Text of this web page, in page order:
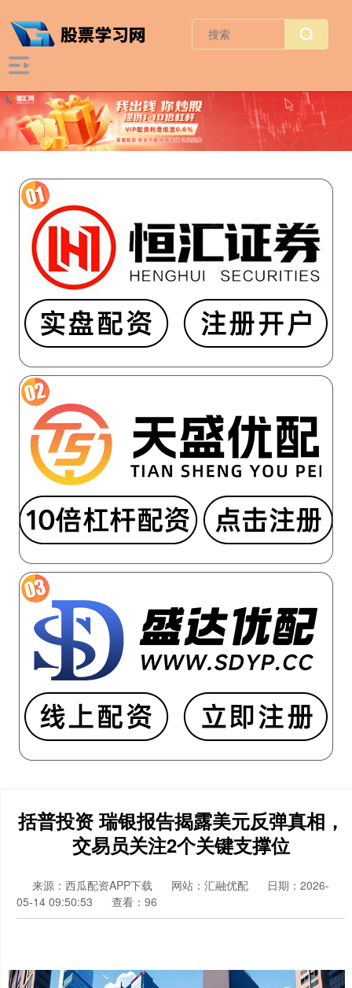
括普投资 瑞银报告揭露美元反弹真相，
交易员关注2个关键支撑位
来源：西瓜配资APP下载 网站：汇融优配
日期：2026-
05-14 09:50:53
查看：96